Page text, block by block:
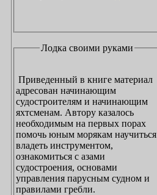
Лодка своими руками
Приведенный в книге материал
адресован начинающим
судостроителям и начинающим
яхтсменам. Автору казалось
необходимым на первых порах
помочь юным морякам научиться
владеть инструментом,
ознакомиться с азами
судостроения, основами
управления парусным судном и
правилами гребли.